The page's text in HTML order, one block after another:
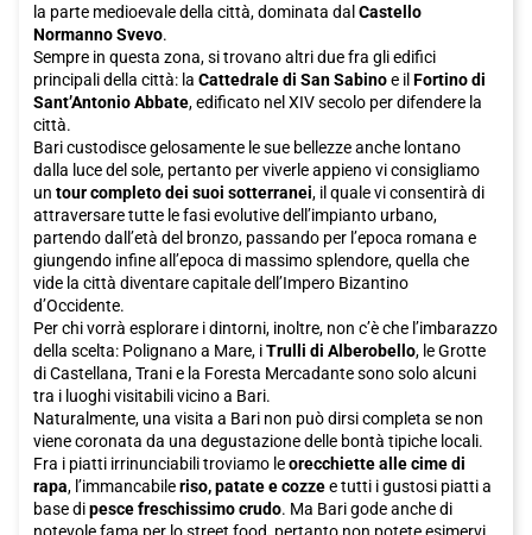
la parte medioevale della città, dominata dal Castello
Normanno Svevo.
Sempre in questa zona, si trovano altri due fra gli edifici
principali della città: la Cattedrale di San Sabinoe il Fortino di
Sant’Antonio Abbate, edificato nel XIV secolo per difendere la
città.
Bari custodisce gelosamente le sue bellezze anche lontano
dalla luce del sole, pertanto per viverle appieno vi consigliamo
un tour completo dei suoi sotterranei, il quale vi consentirà di
attraversare tutte le fasi evolutive dell’impianto urbano,
partendo dall’età del bronzo, passando per l’epoca romana e
giungendo infine all’epoca di massimo splendore, quella che
vide la città diventare capitale dell’Impero Bizantino
d’Occidente.
Per chi vorrà esplorare i dintorni, inoltre, non c’è che l’imbarazzo
della scelta: Polignano a Mare, iTrulli di Alberobello, le Grotte
di Castellana, Trani e la Foresta Mercadante sono solo alcuni
tra i luoghi visitabili vicino a Bari.
Naturalmente, una visita a Bari non può dirsi completa se non
viene coronata da una degustazione delle bontà tipiche locali.
Fra i piatti irrinunciabili troviamo leorecchiette alle cime di
rapa, l’immancabileriso, patate e cozzee tutti i gustosi piatti a
base dipesce freschissimo crudo. Ma Bari gode anche di
notevole fama per lo street food, pertanto non potete esimervi